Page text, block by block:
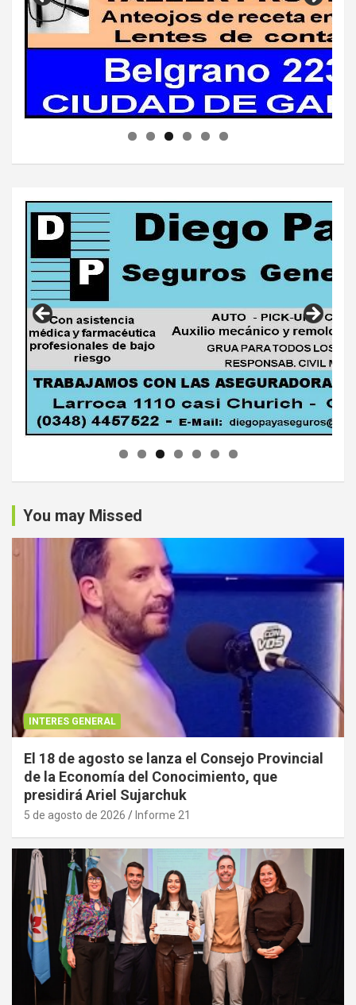
You may Missed
INTERES GENERAL
El 18 de agosto se lanza el Consejo Provincial
de la Economía del Conocimiento, que
presidirá Ariel Sujarchuk
5 de agosto de 2026 Informe 21